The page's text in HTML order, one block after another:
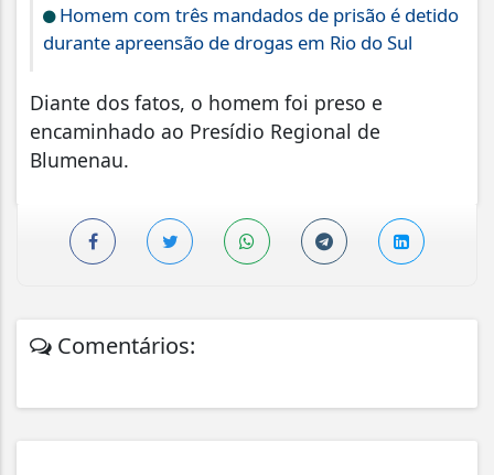
Homem com três mandados de prisão é detido
durante apreensão de drogas em Rio do Sul
Diante dos fatos, o homem foi preso e
encaminhado ao Presídio Regional de
Blumenau.
Comentários: